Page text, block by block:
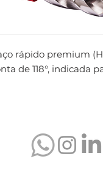
rápido premium
de 118°, indicada